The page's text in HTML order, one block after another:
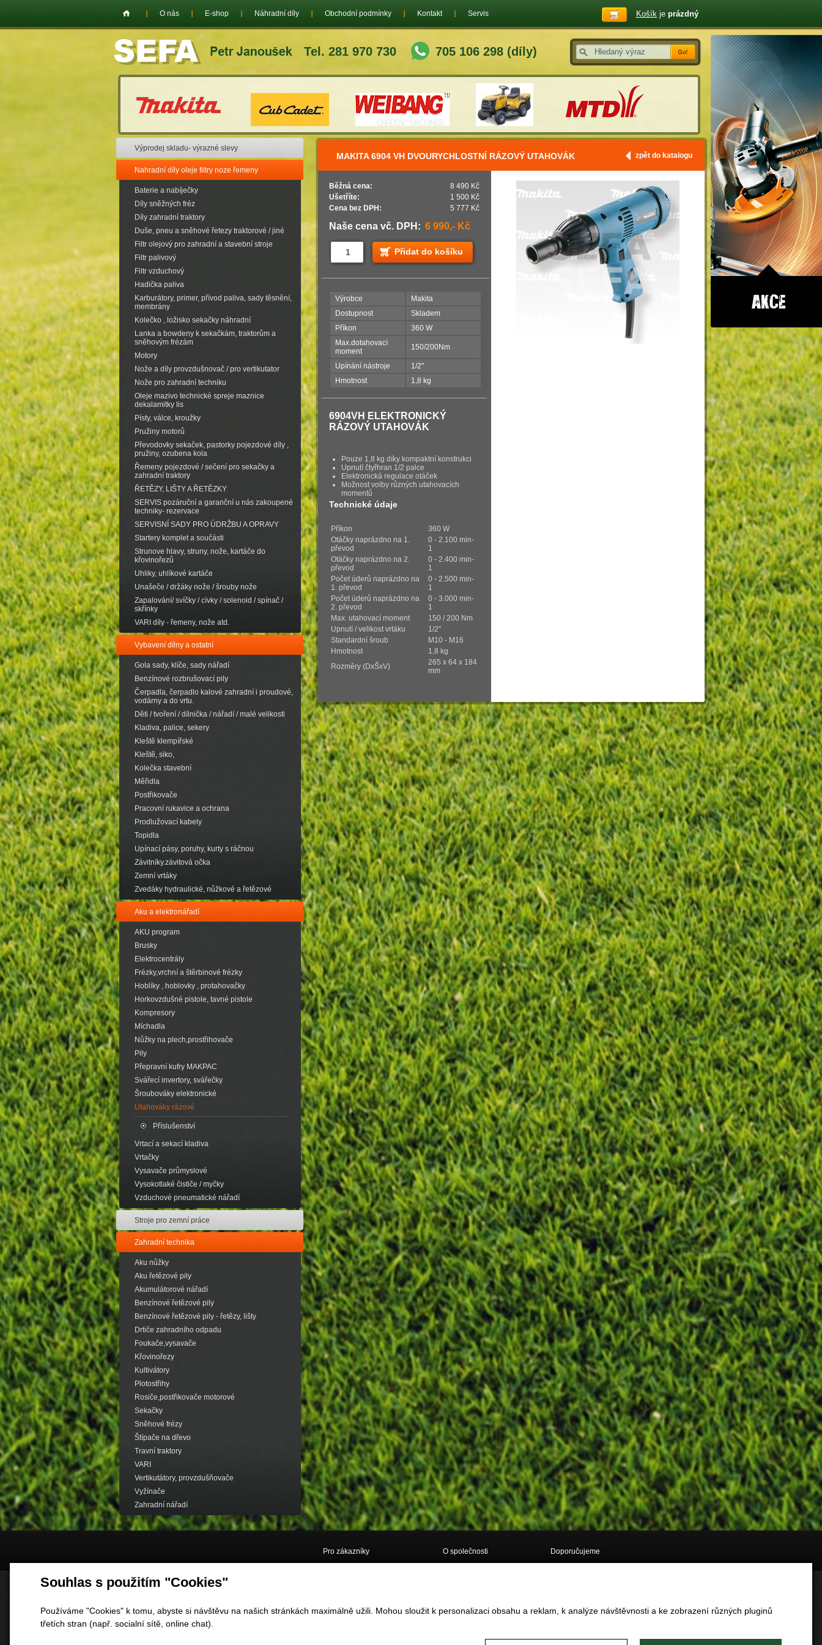
Souhlas s použitím "Cookies"
Používáme "Cookies" k tomu, abyste si návštěvu na našich stránkách maximálně užili. Mohou sloužit k personalizaci obsahu a reklam, k analýze návštěvnosti a ke zobrazení různých pluginů
třetích stran (např. socialní sítě, online chat).
Tel. 281 970 730 705 106 298 (díly)
O nás E-shop Náhradní díly Obchodní podmínky Kontakt Servis Košík je prázdný
Výprodej skladu- výrazné slevy
Nahradní díly oleje filtry noze řemeny
Baterie a nabíječky
Díly sněžných fréz
Díly zahradní traktory
Duše, pneu a sněhové řetezy traktorové / jiné
Filtr olejový pro zahradní a stavební stroje
Filtr palivový
Filtr vzduchový
Hadička paliva
Karburátory, primer, přívod paliva, sady těsnění,
membrány
Kolečko , ložisko sekačky náhradní
Lanka a bowdeny k sekačkám, traktorům a
sněhovým frézám
Motory
Nože a díly provzdušnovač / pro vertikutator
Nože pro zahradní techniku
Oleje mazivo technické spreje maznice
dekalamitky lis
Písty, válce, kroužky
Pružiny motorů
Převodovky sekaček, pastorky pojezdové díly ,
pružiny, ozubena kola
Řemeny pojezdové / sečení pro sekačky a
zahradní traktory
ŘETĚZY, LIŠTY A ŘETĚZKY
SERVIS pozáruční a garanční u nás zakoupené
techniky- rezervace
SERVISNÍ SADY PRO ÚDRŽBU A OPRAVY
Startery komplet a součásti
Strunove hlavy, struny, nože, kartáče do
křovinořezů
Uhliky, uhlíkové kartáče
Unašeče / držáky nože / šrouby nože
Zapalování/ svíčky / cívky / solenoid / spínač /
skřínky
VARI díly - řemeny, nože atd.
Vybavení dílny a ostatní
Gola sady, klíče, sady nářadí
Benzínové rozbrušovací pily
Čerpadla, čerpadlo kalové zahradní i proudové,
vodárny a do vrtu.
Děti / tvoření / dílnička / nářadí / malé velikosti
Kladiva, palice, sekery
Kleště klempířské
Kleště, siko,
Kolečka stavební
Měřidla
Postřikovače
Pracovní rukavice a ochrana
Prodlužovací kabely
Topidla
Upínací pásy, poruhy, kurty s ráčnou
Závitníky.závitová očka
Zemní vrtáky
Zvedáky hydraulické, nůžkové a řetězové
Aku a elektronářadí
AKU program
Brusky
Elektrocentrály
Frézky,vrchní a štěrbinové frézky
Hoblíky , hoblovky , protahovačky
Horkovzdušné pistole, tavné pistole
Kompresory
Míchadla
Nůžky na plech,prostřihovače
Pily
Přepravní kufry MAKPAC
Svářecí invertory, svářečky
Šroubováky elektronické
Utahováky rázové
Příslušenství
Vrtací a sekací kladiva
Vrtačky
Vysavače průmyslové
Vysokotlaké čističe / myčky
Vzduchové pneumatické nářadí
Stroje pro zemní práce
Zahradní technika
Aku nůžky
Aku řetězové pily
Akumulátorové nářadí
Benzínové řetězové pily
Benzínové řetězové pily - řetězy, lišty
Drtiče zahradního odpadu
Foukače,vysavače
Křovinořezy
Kultivátory
Plotostřihy
Rosiče,postřikovače motorové
Sekačky
Sněhové frézy
Štípače na dřevo
Travní traktory
VARI
Vertikutátory, provzdušňovače
Vyžínače
Zahradní nářadí
zpět do katalogu
MAKITA 6904 VH DVOURYCHLOSTNÍ RÁZOVÝ UTAHOVÁK
Běžná cena:
8 490 Kč
Ušetříte:
1 500 Kč
Cena bez DPH:
5 777 Kč
Naše cena vč. DPH: 6 990,- Kč
Přidat do košíku
Výrobce
Makita
Dostupnost
Skladem
Příkon
360 W
Max.dotahovací
moment
150/200Nm
Upínání nástroje
1/2"
Hmotnost
1,8 kg
6904VH ELEKTRONICKÝ
RÁZOVÝ UTAHOVÁK
Pouze 1,8 kg díky kompaktní konstrukci
Upnutí čtyřhran 1/2 palce
Elektronická regulace otáček
Možnost volby různých utahovacích
momentů
Technické údaje
Příkon
360 W
Otáčky naprázdno na 1.
převod
0 - 2.100 min-
1
Otáčky naprázdno na 2.
převod
0 - 2.400 min-
1
Počet úderů naprázdno na
1. převod
0 - 2.500 min-
1
Počet úderů naprázdno na
2. převod
0 - 3.000 min-
1
Max. utahovací moment
150 / 200 Nm
Upnutí / velikost vrtáku
1/2"
Standardní šroub
M10 - M16
Hmotnost
1,8 kg
Rozměry (DxŠxV)
265 x 64 x 184
mm
Pro zákazníky
Vrácení zboží do 14ti dnů
O společnosti Doporučujeme